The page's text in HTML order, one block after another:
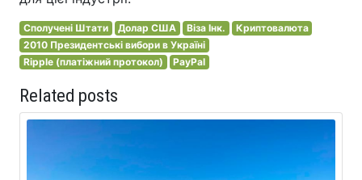
Сполучені Штати Долар США Віза Інк.
Криптовалюта
2010 Президентські вибори в Україні
Ripple (платіжний протокол)
PayPal
Related posts